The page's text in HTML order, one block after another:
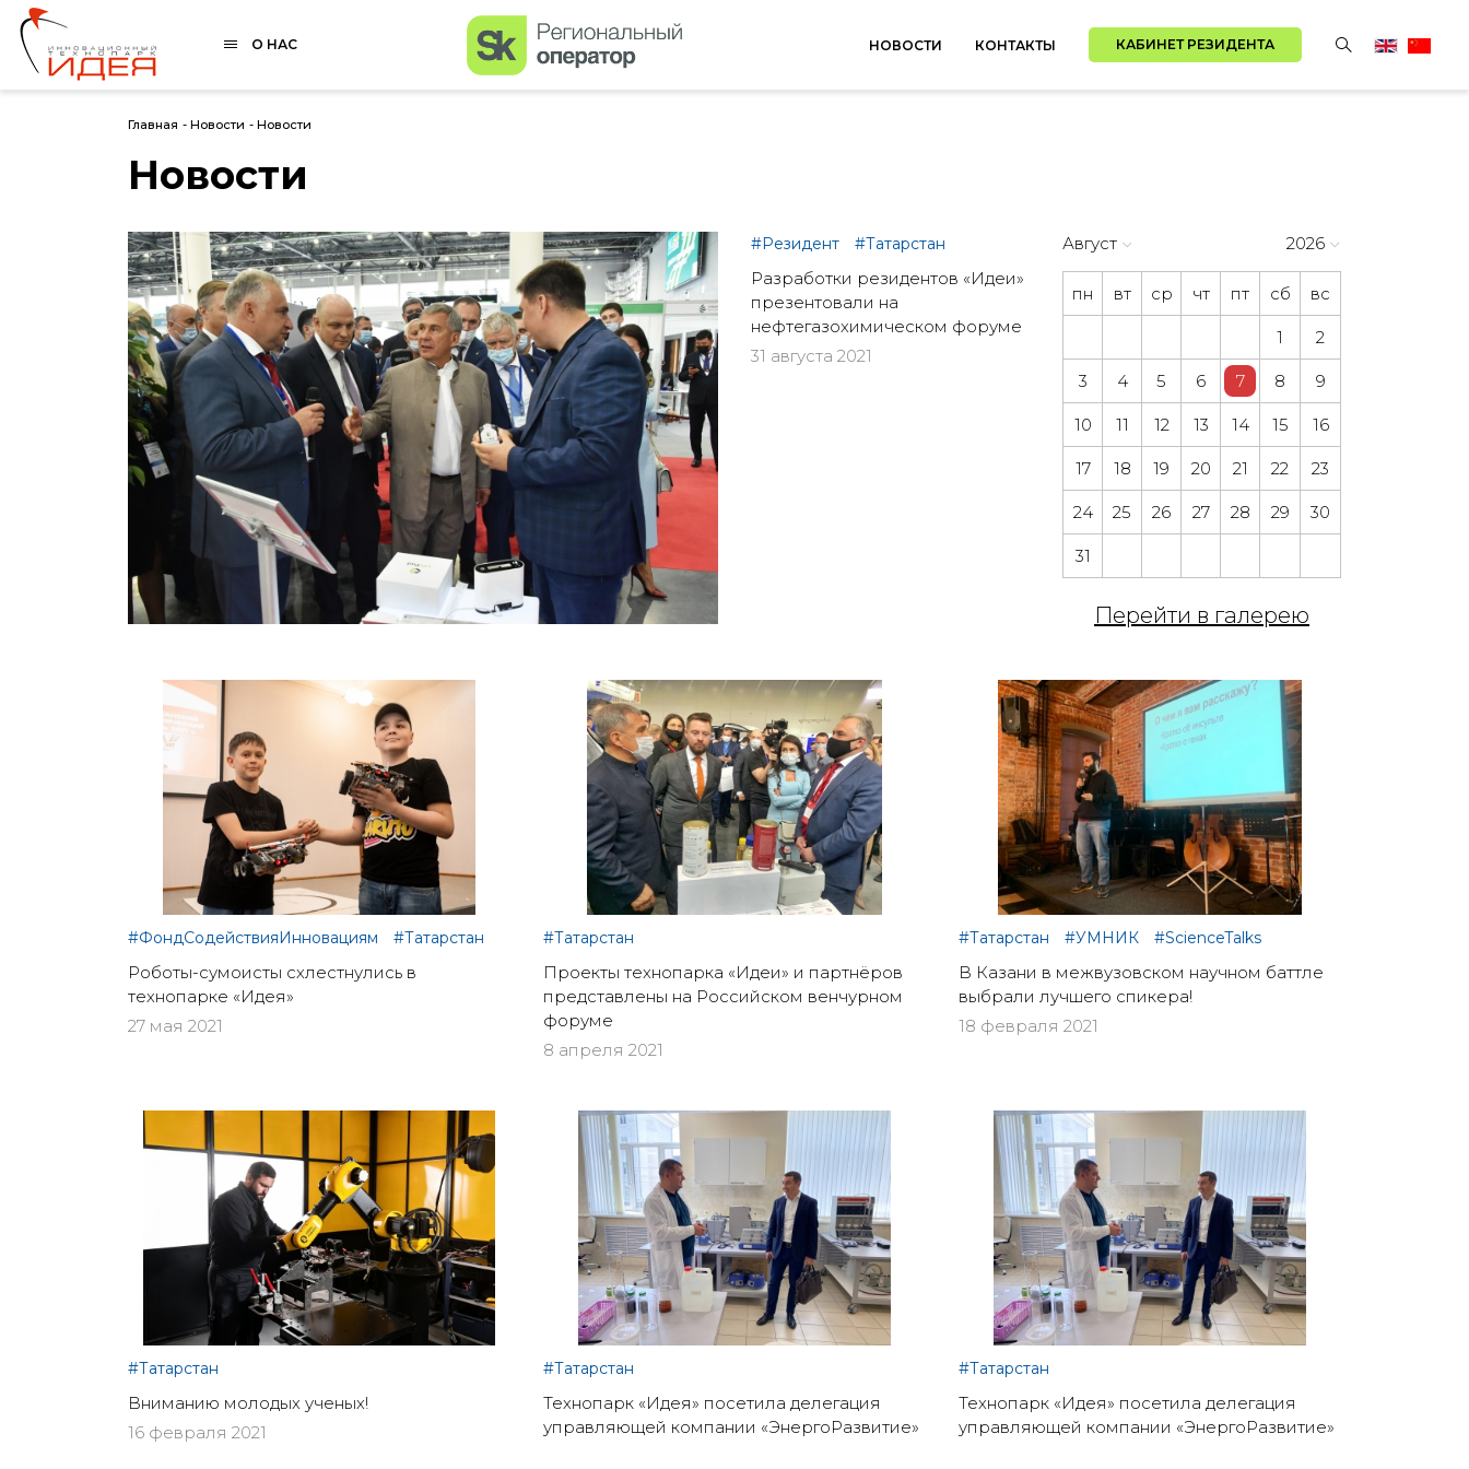
О НАС НОВОСТИ КОНТАКТЫ КАБИНЕТ РЕЗИДЕНТА
Главная - Новости - Новости
Новости
Август 2026
пн вт ср чт пт сб вс
1 2
3 4 5 6 7 8 9
10 11 12 13 14 15 16
17 18 19 20 21 22 23
24 25 26 27 28 29 30
31
Перейти в галерею
#Резидент #Татарстан
Разработки резидентов «Идеи»
презентовали на
нефтегазохимическом форуме
31 августа 2021
#ФондСодействияИнновациям #Татарстан
Роботы-сумоисты схлестнулись в
технопарке «Идея»
27 мая 2021
#Татарстан
Проекты технопарка «Идеи» и партнёров
представлены на Российском венчурном
форуме
8 апреля 2021
#Татарстан #УМНИК #ScienceTalks
В Казани в межвузовском научном баттле
выбрали лучшего спикера!
18 февраля 2021
#Татарстан
Вниманию молодых ученых!
16 февраля 2021
#Татарстан
Технопарк «Идея» посетила делегация
управляющей компании «ЭнергоРазвитие»
#Татарстан
Технопарк «Идея» посетила делегация
управляющей компании «ЭнергоРазвитие»